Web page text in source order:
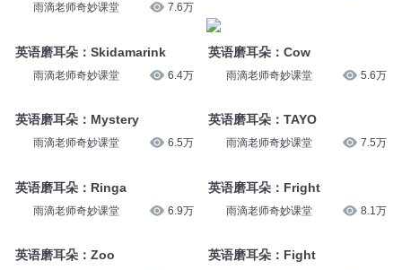
雨滴老师奇妙课堂 7.6万
英语磨耳朵：Skidamarink
雨滴老师奇妙课堂 6.4万
英语磨耳朵：Mystery
雨滴老师奇妙课堂 6.5万
英语磨耳朵：Ringa
雨滴老师奇妙课堂 6.9万
英语磨耳朵：Zoo
英语磨耳朵：Cow
雨滴老师奇妙课堂 5.6万
英语磨耳朵：TAYO
雨滴老师奇妙课堂 7.5万
英语磨耳朵：Fright
雨滴老师奇妙课堂 8.1万
英语磨耳朵：Fight